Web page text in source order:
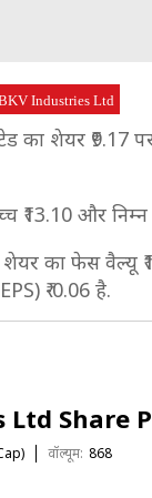
Industries Ltd
का शेयर ₹9.17
₹13.10 और
शेयर का फेस वैल्यू
₹-0.06 है.
Ltd Share
वॉल्यूम: 868